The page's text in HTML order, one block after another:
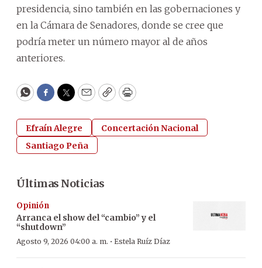
presidencia, sino también en las gobernaciones y
en la Cámara de Senadores, donde se cree que
podría meter un número mayor al de años
anteriores.
WhatsApp
Facebook
Twitter
EmailCopyPrint
Efraín Alegre
Concertación Nacional
Santiago Peña
Últimas Noticias
Opinión
Arranca el show del “cambio” y el
“shutdown”
Agosto 9, 2026 04:00 a. m. · Estela Ruíz Díaz